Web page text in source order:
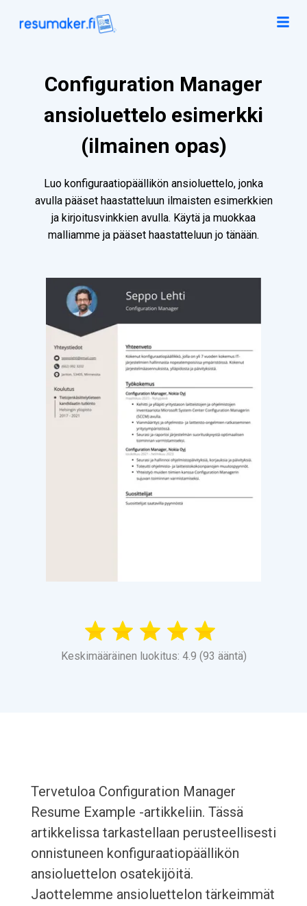
Configuration Manager
ansioluettelo esimerkki
(ilmainen opas)
Luo konfiguraatiopäällikön ansioluettelo, jonka
avulla pääset haastatteluun ilmaisten esimerkkien
ja kirjoitusvinkkien avulla. Käytä ja muokkaa
malliamme ja pääset haastatteluun jo tänään.
Keskimääräinen luokitus: 4.9 (93 ääntä)
Tervetuloa Configuration Manager
Resume Example -artikkeliin. Tässä
artikkelissa tarkastellaan perusteellisesti
onnistuneen konfiguraatiopäällikön
ansioluettelon osatekijöitä.
Jaottelemme ansioluettelon tärkeimmät